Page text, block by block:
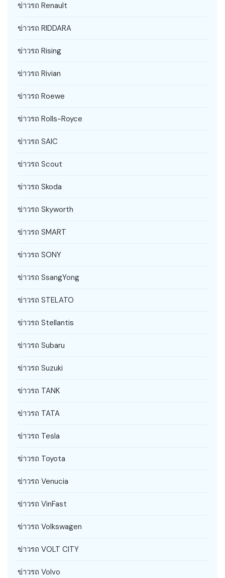
ข่าวรถ Renault
ข่าวรถ RIDDARA
ข่าวรถ Rising
ข่าวรถ Rivian
ข่าวรถ Roewe
ข่าวรถ Rolls-Royce
ข่าวรถ SAIC
ข่าวรถ Scout
ข่าวรถ Skoda
ข่าวรถ Skyworth
ข่าวรถ SMART
ข่าวรถ SONY
ข่าวรถ SsangYong
ข่าวรถ STELATO
ข่าวรถ Stellantis
ข่าวรถ Subaru
ข่าวรถ Suzuki
ข่าวรถ TANK
ข่าวรถ TATA
ข่าวรถ Tesla
ข่าวรถ Toyota
ข่าวรถ Venucia
ข่าวรถ VinFast
ข่าวรถ Volkswagen
ข่าวรถ VOLT CITY
ข่าวรถ Volvo